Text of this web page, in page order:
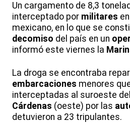
Un cargamento de 8,3
interceptado por militares
mexicano, en lo que se
decomiso del país en un
informó este viernes la
La droga se encontraba
embarcaciones menores
interceptadas al suroeste
Cárdenas (oeste) por las
detuvieron a 23 tripulantes.